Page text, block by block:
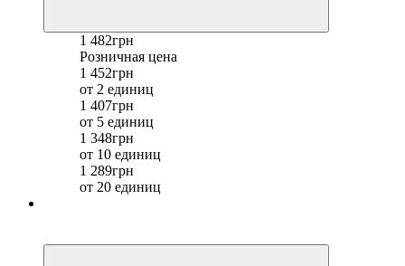
1 482грн
Розничная цена
1 452грн
от 2 единиц
1 407грн
от 5 единиц
1 348грн
от 10 единиц
1 289грн
от 20 единиц